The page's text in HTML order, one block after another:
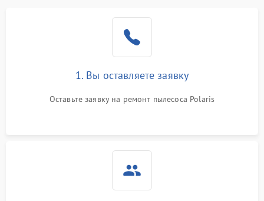
1. Вы оставляете заявку
Оставьте заявку на ремонт пылесоса Polaris